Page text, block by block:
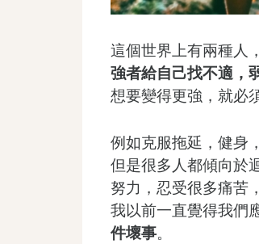
這個世界上有兩種人
強者給自己找不適，
想要變得更強，就必
例如克服拖延，健身
但是很多人都傾向於
努力，忍受很多痛苦
我以前一直覺得我們
件壞事。